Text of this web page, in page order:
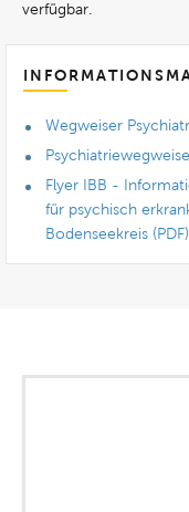
verfügbar.
Wegweiser
Flyer IBB -
für psychisch
Bodenseekreis (PDF)